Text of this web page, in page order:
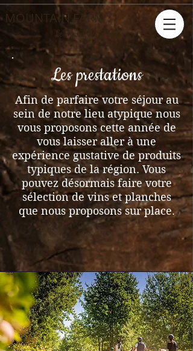
MOUNTAIN FARM
Le cheval, notre métier
Les prestations
Afin de parfaire votre séjour au
sein de notre lieu atypique nous
vous proposons cette année de
vous laisser aller à une
expérience gustative de produits
typiques de la région. Vous
pouvez désormais faire votre
sélection de vins et planches
que nous proposons sur place.